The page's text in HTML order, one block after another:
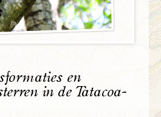
en
in de Tatacoa-